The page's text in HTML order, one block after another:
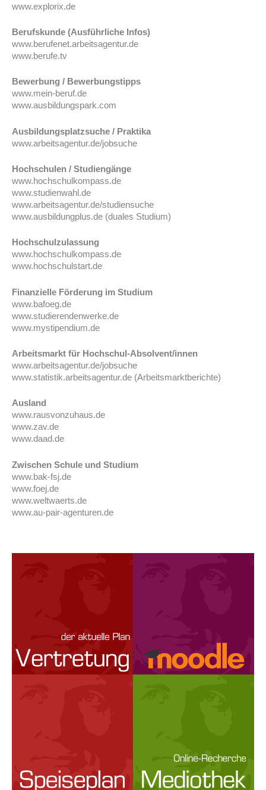
www.explorix.de
Berufskunde (Ausführliche Infos)
www.berufenet.arbeitsagentur.de
www.berufe.tv
Bewerbung / Bewerbungstipps
www.mein-beruf.de
www.ausbildungspark.com
Ausbildungsplatzsuche / Praktika
www.arbeitsagentur.de/jobsuche
Hochschulen / Studiengänge
www.hochschulkompass.de
www.studienwahl.de
www.arbeitsagentur.de/studiensuche
www.ausbildungplus.de (duales Studium)
Hochschulzulassung
www.hochschulkompass.de
www.hochschulstart.de
Finanzielle Förderung im Studium
www.bafoeg.de
www.studierendenwerke.de
www.mystipendium.de
Arbeitsmarkt für Hochschul-Absolvent/innen
www.arbeitsagentur.de/jobsuche
www.statistik.arbeitsagentur.de (Arbeitsmarktberichte)
Ausland
www.rausvonzuhaus.de
www.zav.de
www.daad.de
Zwischen Schule und Studium
www.bak-fsj.de
www.foej.de
www.weltwaerts.de
www.au-pair-agenturen.de